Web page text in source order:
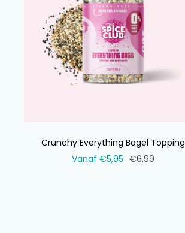
Crunchy Everything Bagel Topping
Verkoopprijs
Vanaf €5,95 Normale
€6,99